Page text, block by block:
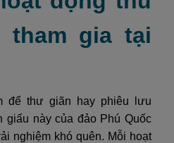
tham gia tại
để thư giãn hay phiêu lưu
giấu này của đảo Phú Quốc
nghiệm khó quên. Mỗi hoạt